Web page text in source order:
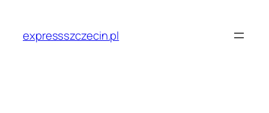
treściexpressszczecin.pl